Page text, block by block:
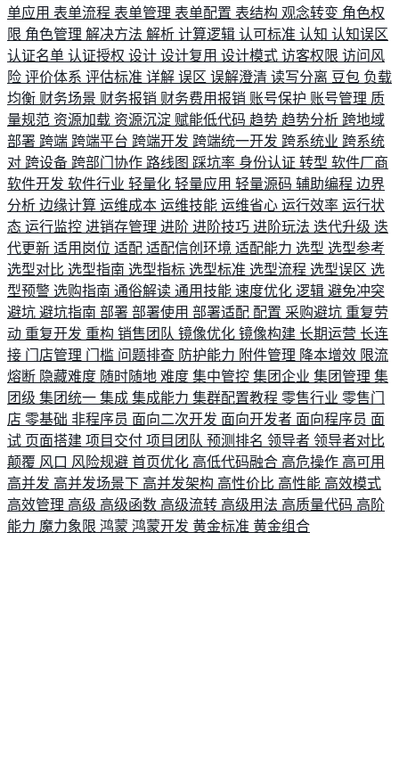
单应用 表单流程 表单管理 表单配置 表结构 观念转变 角色权
限 角色管理 解决方法 解析 计算逻辑 认可标准 认知 认知误区
认证名单 认证授权 设计 设计复用 设计模式 访客权限 访问风
险 评价体系 评估标准 详解 误区 误解澄清 读写分离 豆包 负载
均衡 财务场景 财务报销 财务费用报销 账号保护 账号管理 质
量规范 资源加载 资源沉淀 赋能低代码 趋势 趋势分析 跨地域
部署 跨端 跨端平台 跨端开发 跨端统一开发 跨系统业 跨系统
对 跨设备 跨部门协作 路线图 踩坑率 身份认证 转型 软件厂商
软件开发 软件行业 轻量化 轻量应用 轻量源码 辅助编程 边界
分析 边缘计算 运维成本 运维技能 运维省心 运行效率 运行状
态 运行监控 进销存管理 进阶 进阶技巧 进阶玩法 迭代升级 迭
代更新 适用岗位 适配 适配信创环境 适配能力 选型 选型参考
选型对比 选型指南 选型指标 选型标准 选型流程 选型误区 选
型预警 选购指南 通俗解读 通用技能 速度优化 逻辑 避免冲突
避坑 避坑指南 部署 部署使用 部署适配 配置 采购避坑 重复劳
动 重复开发 重构 销售团队 镜像优化 镜像构建 长期运营 长连
接 门店管理 门槛 问题排查 防护能力 附件管理 降本增效 限流
熔断 隐藏难度 随时随地 难度 集中管控 集团企业 集团管理 集
团级 集团统一 集成 集成能力 集群配置教程 零售行业 零售门
店 零基础 非程序员 面向二次开发 面向开发者 面向程序员 面
试 页面搭建 项目交付 项目团队 预测排名 领导者 领导者对比
颠覆 风口 风险规避 首页优化 高低代码融合 高危操作 高可用
高并发 高并发场景下 高并发架构 高性价比 高性能 高效模式
高效管理 高级 高级函数 高级流转 高级用法 高质量代码 高阶
能力 魔力象限 鸿蒙 鸿蒙开发 黄金标准 黄金组合